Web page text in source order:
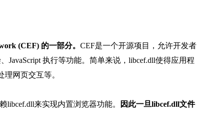
(CEF) 的一部分。 CEF是一个开源项目，允许开发者
JavaScript 执行等功能。简单来说，libcef.dll使得应用程
网页交互等。
libcef.dll来实现内置浏览器功能。
因此一旦libcef.dll文件